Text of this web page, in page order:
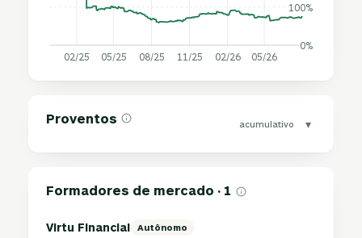
0%
100%
02/25 05/25 08/25 11/25 02/26 05/26
Proventos acumulativo ▾
Formadores de mercado · 1
Virtu Financial Autônomo